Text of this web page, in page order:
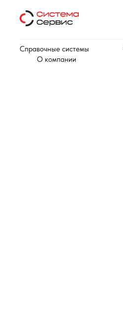
Справочные системы
О компании